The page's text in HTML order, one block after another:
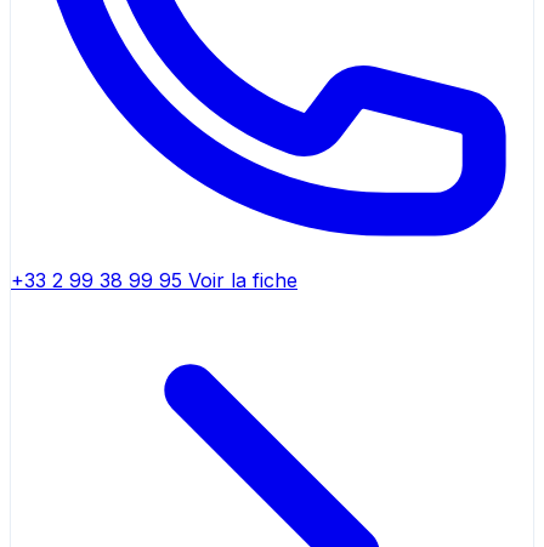
+33 2 99 38 99 95 Voir la fiche